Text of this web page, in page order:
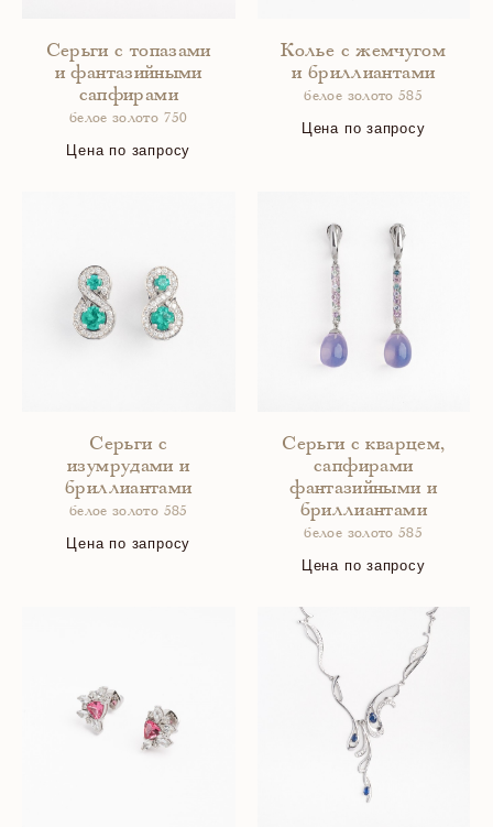
Серьги с топазами
и фантазийными
сапфирами
белое золото 750
Цена по запросу
Колье с жемчугом
и бриллиантами
белое золото 585
Цена по запросу
Серьги с
изумрудами и
бриллиантами
белое золото 585
Цена по запросу
Серьги с кварцем,
сапфирами
фантазийными и
бриллиантами
белое золото 585
Цена по запросу